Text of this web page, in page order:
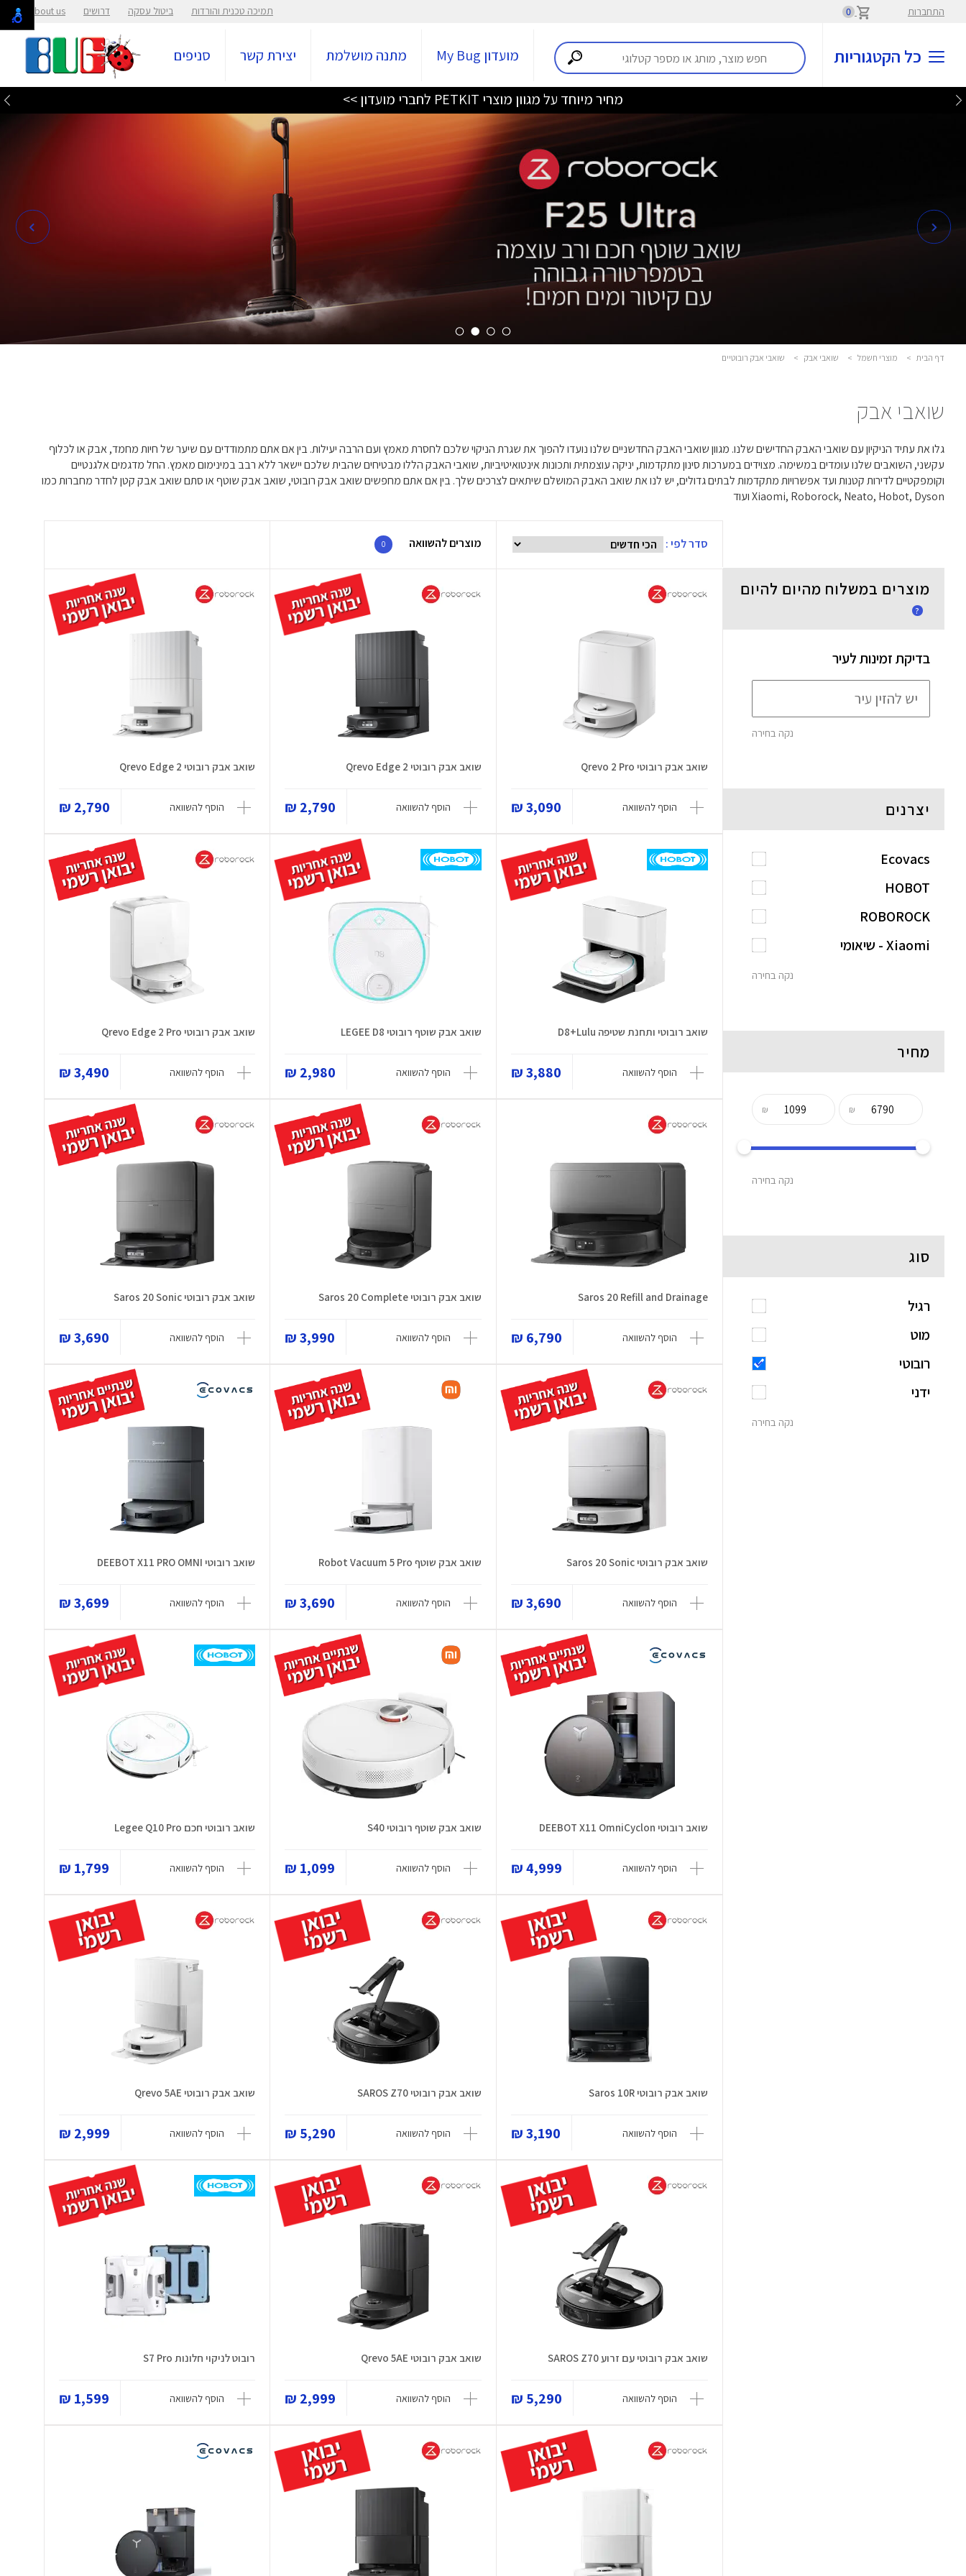
התחברות 0 תמיכה טכנית והורדות ביטול עסקה דרושים About us
כל הקטגוריות מועדון My Bug מתנה מושלמת יצירת קשר סניפים
מחיר מיוחד על מגוון מוצרי PETKIT לחברי מועדון >>
דף הבית > מוצרי חשמל > שואבי אבק > שואבי אבק רובוטיים
שואבי אבק
גלו את עתיד הניקיון עם שואבי האבק החדישים שלנו. מגוון שואבי האבק החדשניים שלנו נועדו להפוך את שגרת הניקוי שלכם לחסרת מאמץ ועם הרבה יעילות. בין אם אתם מתמודדים עם שיער של חיות מחמד, אבק או לכלוף
עקשני, השואבים שלנו עומדים במשימה. מצוידים במערכות סינון מתקדמות, יניקה עוצמתית ותכונות אינטואיטיביות, שואבי האבק הללו מבטיחים שהבית שלכם יישאר ללא רבב במינימום מאמץ. החל מדגמים אלגנטיים
וקומפקטיים לדירות קטנות ועד אפשרויות מתקדמות לבתים גדולים, יש לנו את שואב האבק המושלם שיתאים לצרכים שלך. בין אם אתם מחפשים שואב אבק רובוטי, שואב אבק שוטף או סתם שואב אבק קטן לחדר מחברות כמו
Xiaomi, Roborock, Neato, Hobot, Dyson ועוד
סדר לפי : מוצרים להשוואה 0
שואב אבק רובוטי Qrevo 2 Pro
הוסף להשוואה 3,090 ₪
שואב אבק רובוטי Qrevo Edge 2
הוסף להשוואה 2,790 ₪
שואב אבק רובוטי Qrevo Edge 2
הוסף להשוואה 2,790 ₪
שואב רובוטי ותחנת שטיפה D8+Lulu
הוסף להשוואה 3,880 ₪
שואב אבק שוטף רובוטי LEGEE D8
הוסף להשוואה 2,980 ₪
שואב אבק רובוטי Qrevo Edge 2 Pro
הוסף להשוואה 3,490 ₪
Saros 20 Refill and Drainage
הוסף להשוואה 6,790 ₪
שואב אבק רובוטי Saros 20 Complete
הוסף להשוואה 3,990 ₪
שואב אבק רובוטי Saros 20 Sonic
הוסף להשוואה 3,690 ₪
שואב אבק רובוטי Saros 20 Sonic
הוסף להשוואה 3,690 ₪
שואב אבק שוטף Robot Vacuum 5 Pro
הוסף להשוואה 3,690 ₪
שואב רובוטי DEEBOT X11 PRO OMNI
הוסף להשוואה 3,699 ₪
שואב רובוטי DEEBOT X11 OmniCyclon
הוסף להשוואה 4,999 ₪
שואב אבק שוטף רובוטי S40
הוסף להשוואה 1,099 ₪
שואב רובוטי חכם Legee Q10 Pro
הוסף להשוואה 1,799 ₪
שואב אבק רובוטי Saros 10R
הוסף להשוואה 3,190 ₪
שואב אבק רובוטי SAROS Z70
הוסף להשוואה 5,290 ₪
שואב אבק רובוטי Qrevo 5AE
הוסף להשוואה 2,999 ₪
שואב אבק רובוטי עם זרוע SAROS Z70
הוסף להשוואה 5,290 ₪
שואב אבק רובוטי Qrevo 5AE
הוסף להשוואה 2,999 ₪
רובוט לניקוי חלונות S7 Pro
הוסף להשוואה 1,599 ₪
מוצרים במשלוח מהיום להיום
?
בדיקת זמינות לעיר
נקה בחירה
יצרנים
Ecovacs
HOBOT
ROBOROCK
Xiaomi - שיאומי
נקה בחירה
מחיר
₪
₪
נקה בחירה
סוג
רגיל
מוט
רובוטי
ידני
נקה בחירה